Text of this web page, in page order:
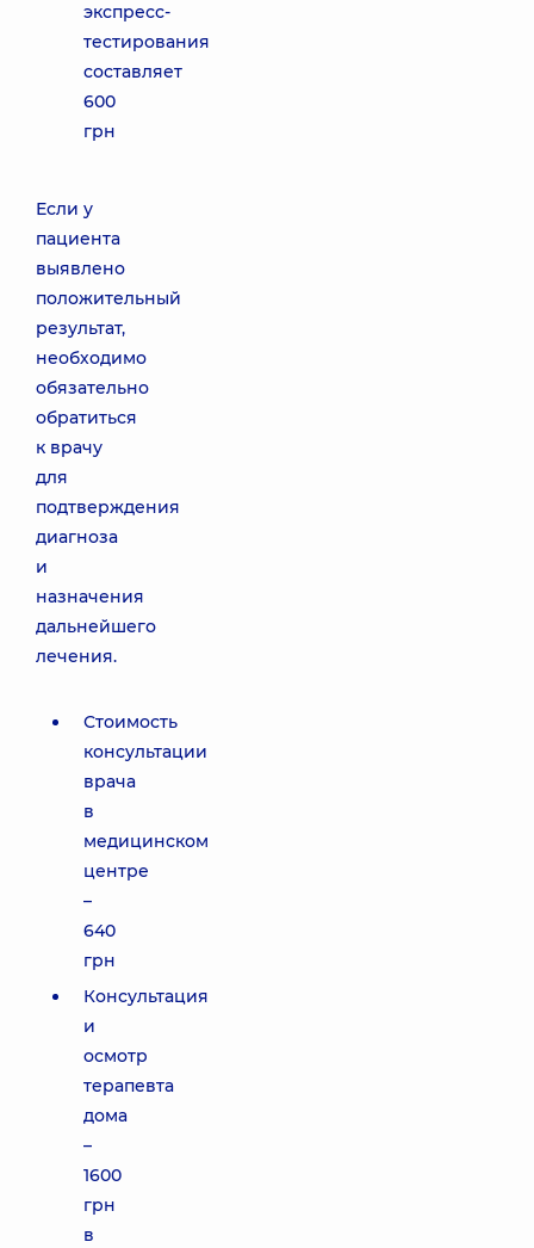
экспресс-
тестирования
составляет
600
грн
Если у
пациента
выявлено
положительный
результат,
необходимо
обязательно
обратиться
к врачу
для
подтверждения
диагноза
и
назначения
дальнейшего
лечения.
Стоимость
консультации
врача
в
медицинском
центре
–
640
грн
Консультация
и
осмотр
терапевта
дома
–
1600
грн
в